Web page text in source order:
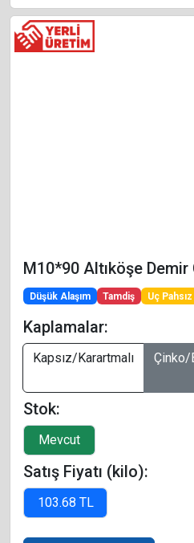
M10*90 Altıköşe Demir
Düşük Alaşım Tamdiş Uç Pahsız
Kaplamalar:
Kapsız/Karartmalı Çinko/
Stok:
Satış Fiyatı (kilo):